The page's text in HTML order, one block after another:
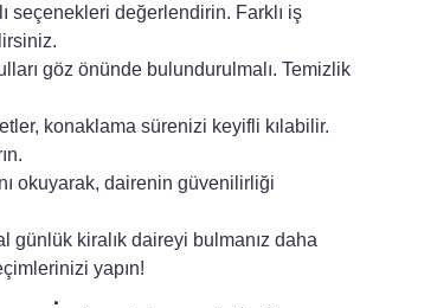
seçenekleri değerlendirin. Farklı iş
göz önünde bulundurulmalı. Temizlik
konaklama sürenizi keyifli kılabilir.
okuyarak, dairenin güvenilirliği
günlük kiralık daireyi bulmanız daha
yapın!